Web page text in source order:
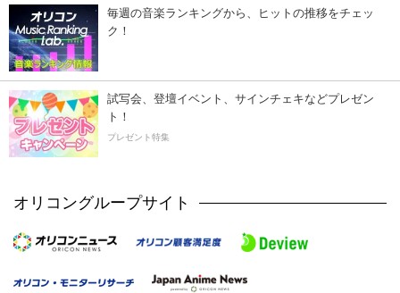
毎週の音楽ランキングから、ヒットの推移をチェッ
ク！
試写会、登壇イベント、サインチェキなどプレゼン
ト！
プレゼント特集
オリコングループサイト